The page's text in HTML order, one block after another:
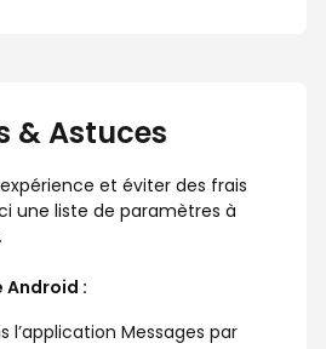
& Astuces
et éviter des frais
une liste de paramètres à
Android :
l’application Messages par